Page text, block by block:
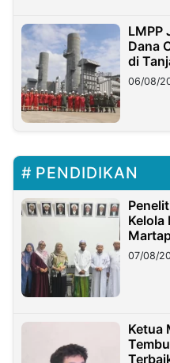
LMPP
Dana
di
06/08/
PENDIDIKAN
Kelola
07/08/
Ketua